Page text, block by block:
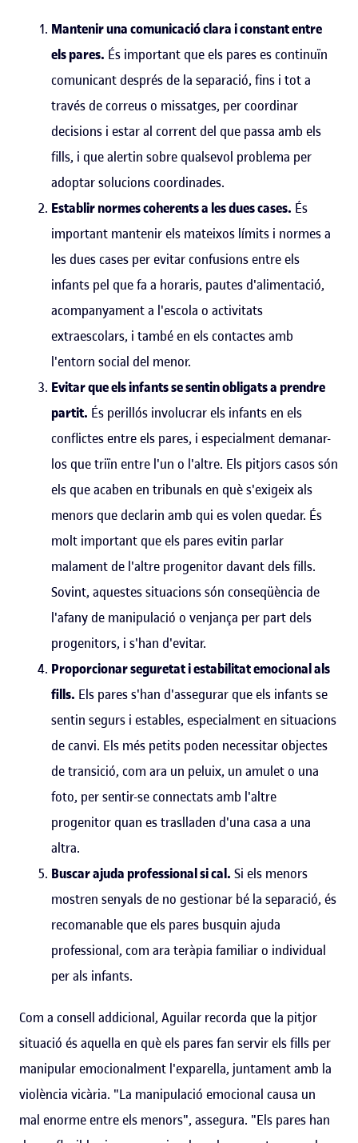
Mantenir una comunicació clara i constant entre
els pares. És important que els pares es continuïn
comunicant després de la separació, fins i tot a
través de correus o missatges, per coordinar
decisions i estar al corrent del que passa amb els
fills, i que alertin sobre qualsevol problema per
adoptar solucions coordinades.
Establir normes coherents a les dues cases. És
important mantenir els mateixos límits i normes a
les dues cases per evitar confusions entre els
infants pel que fa a horaris, pautes d'alimentació,
acompanyament a l'escola o activitats
extraescolars, i també en els contactes amb
l'entorn social del menor.
Evitar que els infants se sentin obligats a prendre
partit. És perillós involucrar els infants en els
conflictes entre els pares, i especialment demanar-
los que triïn entre l'un o l'altre. Els pitjors casos són
els que acaben en tribunals en què s'exigeix als
menors que declarin amb qui es volen quedar. És
molt important que els pares evitin parlar
malament de l'altre progenitor davant dels fills.
Sovint, aquestes situacions són conseqüència de
l'afany de manipulació o venjança per part dels
progenitors, i s'han d'evitar.
Proporcionar seguretat i estabilitat emocional als
fills. Els pares s'han d'assegurar que els infants se
sentin segurs i estables, especialment en situacions
de canvi. Els més petits poden necessitar objectes
de transició, com ara un peluix, un amulet o una
foto, per sentir-se connectats amb l'altre
progenitor quan es traslladen d'una casa a una
altra.
Buscar ajuda professional si cal. Si els menors
mostren senyals de no gestionar bé la separació, és
recomanable que els pares busquin ajuda
professional, com ara teràpia familiar o individual
per als infants.
Com a consell addicional, Aguilar recorda que la pitjor
situació és aquella en què els pares fan servir els fills per
manipular emocionalment l'exparella, juntament amb la
violència vicària. "La manipulació emocional causa un
mal enorme entre els menors", assegura. "Els pares han